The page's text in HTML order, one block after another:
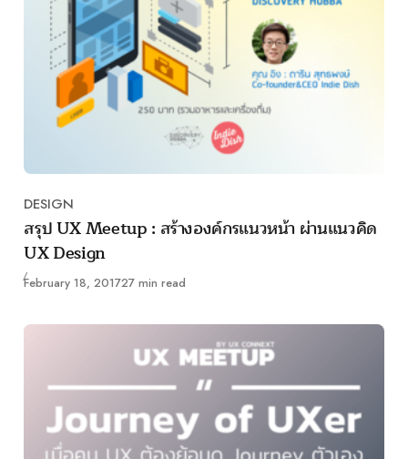
Category
DESIGN
สรุป UX Meetup : สร้างองค์กรแนวหน้า ผ่านแนวคิด
UX Design
Published
February 18, 201727 min read